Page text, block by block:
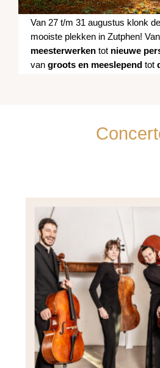
Van 27 t/m 31 augustus klonk
mooiste plekken in Zutphen! Van
meesterwerken tot nieuwe
van groots en meeslepend tot